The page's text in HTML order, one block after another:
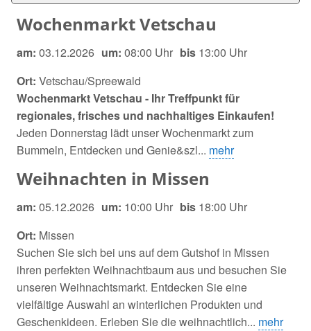
Wochenmarkt Vetschau
am: 03.12.2026 um: 08:00 Uhr bis 13:00 Uhr
Ort: Vetschau/Spreewald
Wochenmarkt Vetschau - Ihr Treffpunkt für
regionales, frisches und nachhaltiges Einkaufen!
Jeden Donnerstag lädt unser Wochenmarkt zum
Bummeln, Entdecken und Genie&szl... mehr
Weihnachten in Missen
am: 05.12.2026 um: 10:00 Uhr bis 18:00 Uhr
Ort: Missen
Suchen Sie sich bei uns auf dem Gutshof in Missen
ihren perfekten Weihnachtbaum aus und besuchen Sie
unseren Weihnachtsmarkt. Entdecken Sie eine
vielfältige Auswahl an winterlichen Produkten und
Geschenkideen. Erleben Sie die weihnachtlich... mehr